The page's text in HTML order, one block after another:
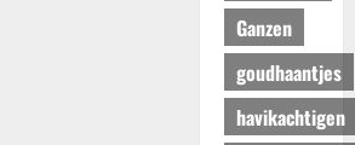
Ganzen
goudhaantjes
havikachtigen